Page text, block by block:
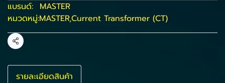
แบรนด์: MASTER
หมวดหมู่:MASTER,Current Transformer (CT)
แชร์
รายละเอียดสินค้า